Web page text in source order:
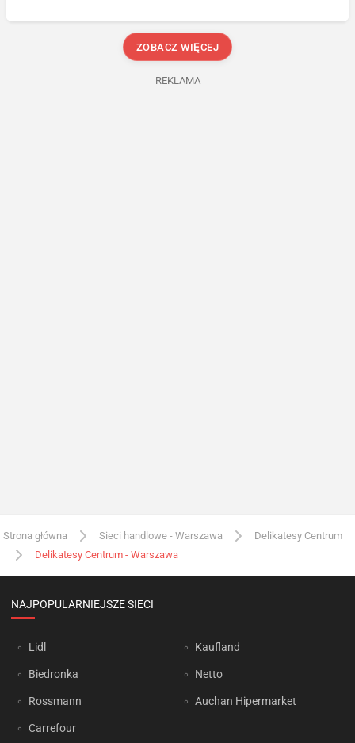
ZOBACZ WIĘCEJ
REKLAMA
Strona główna Sieci handlowe - Warszawa
Delikatesy Centrum
Delikatesy Centrum - Warszawa
NAJPOPULARNIEJSZE SIECI
Lidl
Biedronka
Rossmann
Carrefour
Kaufland
Netto
Auchan Hipermarket